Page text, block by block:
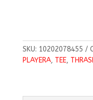
SKU: 10202078455
PLAYERA, TEE,